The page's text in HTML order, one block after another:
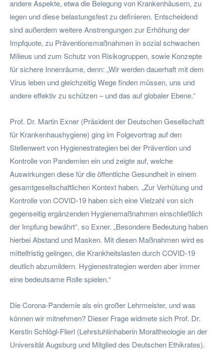
andere Aspekte, etwa die Belegung von Krankenhäusern, zu
legen und diese belastungsfest zu definieren. Entscheidend
sind außerdem weitere Anstrengungen zur Erhöhung der
Impfquote, zu Präventionsmaßnahmen in sozial schwachen
Milieus und zum Schutz von Risikogruppen, sowie Konzepte
für sichere Innenräume, denn: „Wir werden dauerhaft mit dem
Virus leben und gleichzeitig Wege finden müssen, uns und
andere effektiv zu schützen – und das auf globaler Ebene.“
Prof. Dr. Martin Exner (Präsident der Deutschen Gesellschaft
für Krankenhaushygiene) ging im Folgevortrag auf den
Stellenwert von Hygienestrategien bei der Prävention und
Kontrolle von Pandemien ein und zeigte auf, welche
Auswirkungen diese für die öffentliche Gesundheit in einem
gesamtgesellschaftlichen Kontext haben. „Zur Verhütung und
Kontrolle von COVID-19 haben sich eine Vielzahl von sich
gegenseitig ergänzenden Hygienemaßnahmen einschließlich
der Impfung bewährt“, so Exner. „Besondere Bedeutung haben
hierbei Abstand und Masken. Mit diesen Maßnahmen wird es
mittelfristig gelingen, die Krankheitslasten durch COVID-19
deutlich abzumildern. Hygienestrategien werden aber immer
eine bedeutsame Rolle spielen.“
Die Corona-Pandemie als ein großer Lehrmeister, und was
können wir mitnehmen? Dieser Frage widmete sich Prof. Dr.
Kerstin Schlögl-Flierl (Lehrstuhlinhaberin Moraltheologie an der
Universität Augsburg und Mitglied des Deutschen Ethikrates).